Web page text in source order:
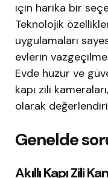
için harika bir
Teknolojik
uygulamaları
evlerin
Evde huzur ve
kapı zili
olarak
Genelde
Akıllı Kapı Zili